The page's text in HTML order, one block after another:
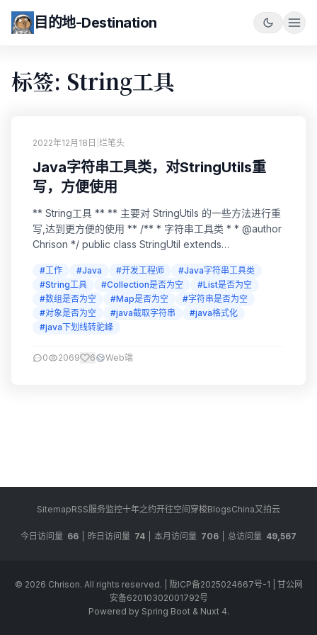
目的地-Destination
标签: String工具
2022年12月18日 烂笔头
Java字符串工具类，对StringUtils重
写，方便使用
** String工具 ** ** 主要对 StringUtils 的一些方法进行重
写,达到更方便的使用 ** /** * 字符串工具类 * * @author
Chrison */ public class StringUtil extends
*/ private stat...
#工作 #Java #开发工程师
#Java字符串工具类
#String工具
#Collection是否为空
#List是否为空
#数组是否为空
#Map是否为空
#字符串是否为空
#对象是否为空
#java截取字符串
#java格式化
#java下划线转驼峰
0 2069 6 Web端
SitemapRSS服务监控十年之约开往空间穿梭BlogsChina又拍云
今日访问量 66 昨日访问量 74 本月访问量 706 总访问量 49,567
© 2026 Chrison. All rights reserved. 陇ICP备2025024667号-1
甘公网
安备62010302001792号
Powered by Spring Boot & Nuxt 4.